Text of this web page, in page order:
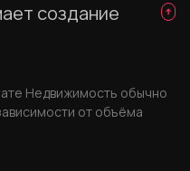
создание
Недвижимость обычно
от объёма